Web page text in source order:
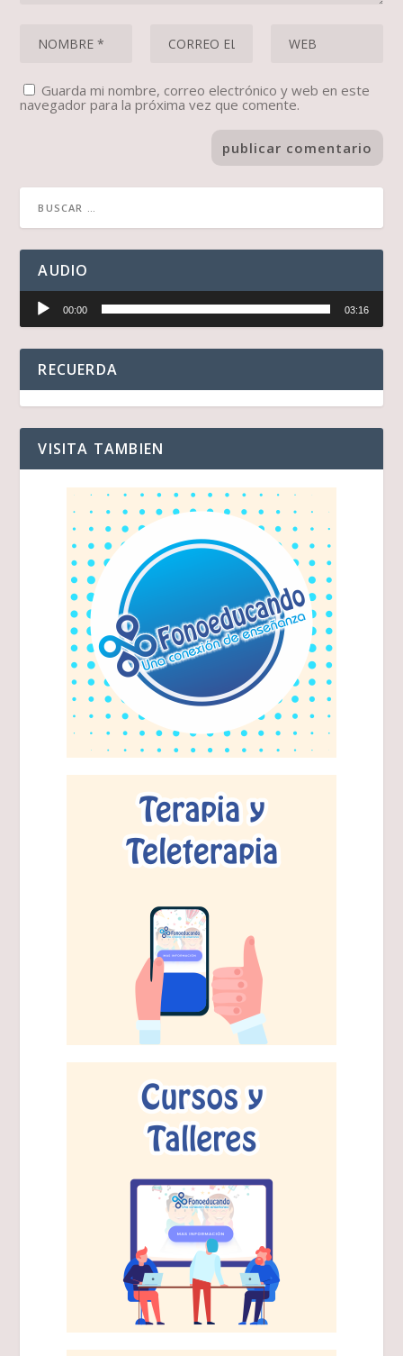
Guarda mi nombre, correo electrónico y web en este
navegador para la próxima vez que comente.
AUDIO
Reproductor
audio
00:00 03:16
RECUERDA
VISITA TAMBIEN